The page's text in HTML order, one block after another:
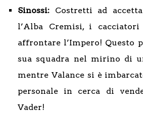
Sinossi: Costretti ad
l’Alba Cremisi, i
affrontare l’Impero! Questo
sua squadra nel mirino di
mentre Valance si è
personale in cerca di
Vader!